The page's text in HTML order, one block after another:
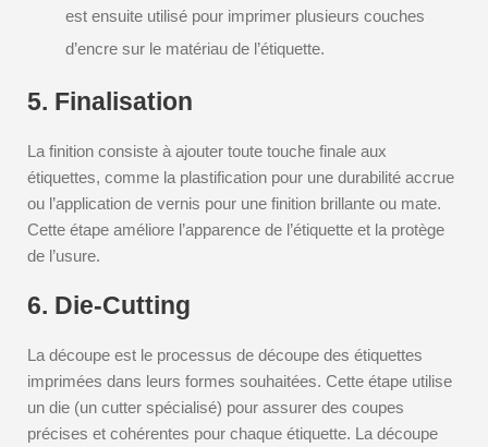
est ensuite utilisé pour imprimer plusieurs couches
d’encre sur le matériau de l’étiquette.
5. Finalisation
La finition consiste à ajouter toute touche finale aux
étiquettes, comme la plastification pour une durabilité accrue
ou l’application de vernis pour une finition brillante ou mate.
Cette étape améliore l’apparence de l’étiquette et la protège
de l’usure.
6. Die-Cutting
La découpe est le processus de découpe des étiquettes
imprimées dans leurs formes souhaitées. Cette étape utilise
un die (un cutter spécialisé) pour assurer des coupes
précises et cohérentes pour chaque étiquette. La découpe